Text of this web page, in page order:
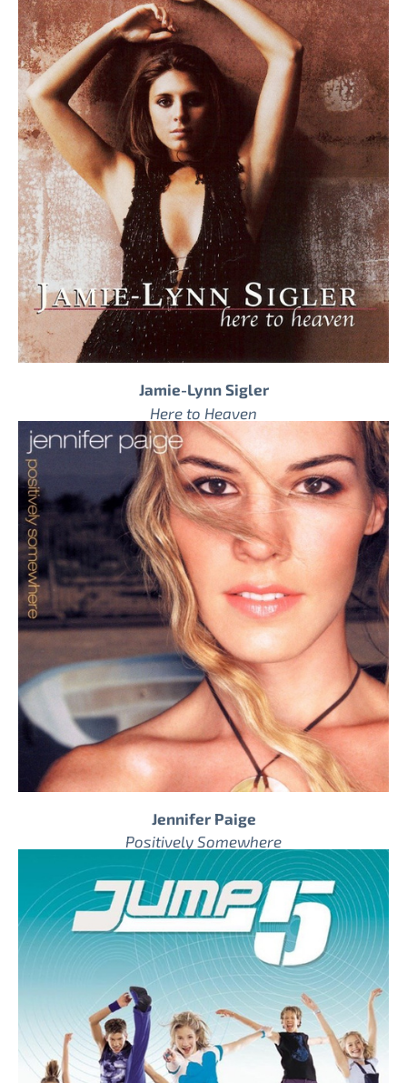
Jamie-Lynn Sigler
Here to Heaven
Jennifer Paige
Positively Somewhere